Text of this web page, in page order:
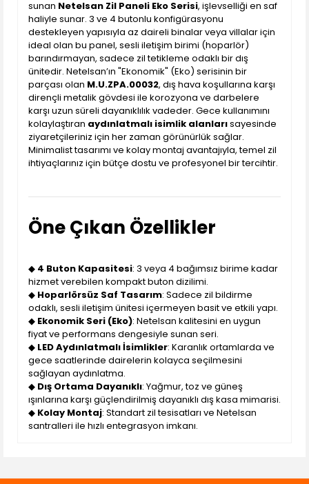
sunan Netelsan Zil Paneli Eko Serisi, işlevselliği en saf
haliyle sunar. 3 ve 4 butonlu konfigürasyonu
destekleyen yapısıyla az daireli binalar veya villalar için
ideal olan bu panel, sesli iletişim birimi (hoparlör)
barındırmayan, sadece zil tetikleme odaklı bir dış
ünitedir. Netelsan’ın "Ekonomik" (Eko) serisinin bir
parçası olan M.U.ZPA.00032, dış hava koşullarına karşı
dirençli metalik gövdesi ile korozyona ve darbelere
karşı uzun süreli dayanıklılık vadeder. Gece kullanımını
kolaylaştıran aydınlatmalı isimlik alanlarısayesinde
ziyaretçileriniz için her zaman görünürlük sağlar.
Minimalist tasarımı ve kolay montaj avantajıyla, temel zil
ihtiyaçlarınız için bütçe dostu ve profesyonel bir tercihtir.
Öne Çıkan Özellikler
◆ 4 Buton Kapasitesi: 3 veya 4 bağımsız birime kadar
hizmet verebilen kompakt buton dizilimi.
◆ Hoparlörsüz Saf Tasarım: Sadece zil bildirme
odaklı, sesli iletişim ünitesi içermeyen basit ve etkili yapı.
◆ Ekonomik Seri (Eko): Netelsan kalitesini en uygun
fiyat ve performans dengesiyle sunan seri.
◆ LED Aydınlatmalı İsimlikler: Karanlık ortamlarda ve
gece saatlerinde dairelerin kolayca seçilmesini
sağlayan aydınlatma.
◆ Dış Ortama Dayanıklı: Yağmur, toz ve güneş
ışınlarına karşı güçlendirilmiş dayanıklı dış kasa mimarisi.
◆ Kolay Montaj: Standart zil tesisatları ve Netelsan
santralleri ile hızlı entegrasyon imkanı.